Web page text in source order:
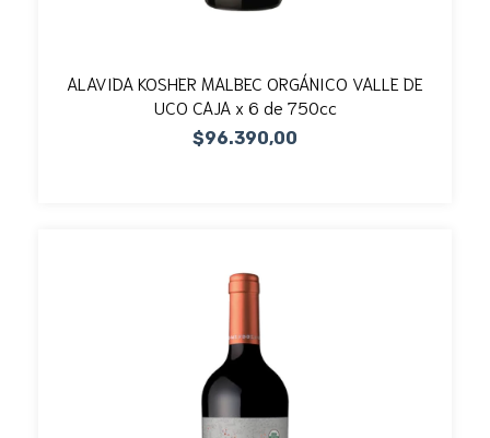
ALAVIDA KOSHER MALBEC ORGÁNICO VALLE DE
UCO CAJA x 6 de 750cc
$96.390,00